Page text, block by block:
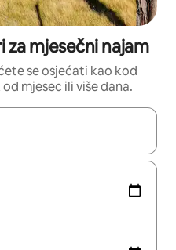
mjesečni najam
se osjećati kao kod
mjesec ili više dana.
moći ćete ih pregledati